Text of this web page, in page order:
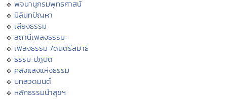
พจนานุกรมพุทธศาสน์
มิลินทปัญหา
เสียงธรรม
สถานีเพลงธรรมะ
เพลงธรรมะ/ดนตรีสมาธิ
ธรรมะปฏิบัติ
คลังแสงแห่งธรรม
บทสวดมนต์
หลักธรรมนำสุขฯ